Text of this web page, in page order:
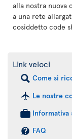
alla nostra nuova
a una rete
cosiddetto code
Link veloci
Come si
Le nostre
Informativa
FAQ